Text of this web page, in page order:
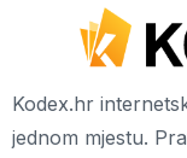
Kodex.hr
jednom mjestu.